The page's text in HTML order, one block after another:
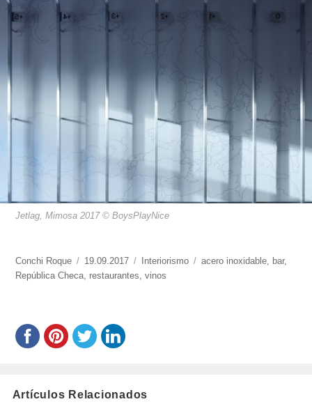
Jetlag, Mimosa 2017 © BoysPlayNice
https://www.experimenta.es/author/conchi-
roque/
Conchi Roque
Publicado
el
19.09.2017 Categorías
Interiorismo Etiquetas
acero inoxidable, bar,
República Checa, restaurantes,vinos
Artículos Relacionados